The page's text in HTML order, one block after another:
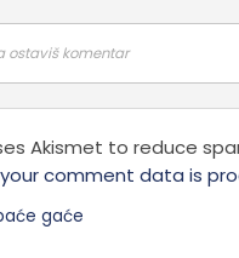
ostaviš komentar
Akismet to reduce
comment data is